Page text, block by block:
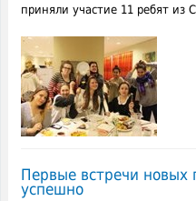
приняли участие 11 ребят из
Первые встречи новых
успешно